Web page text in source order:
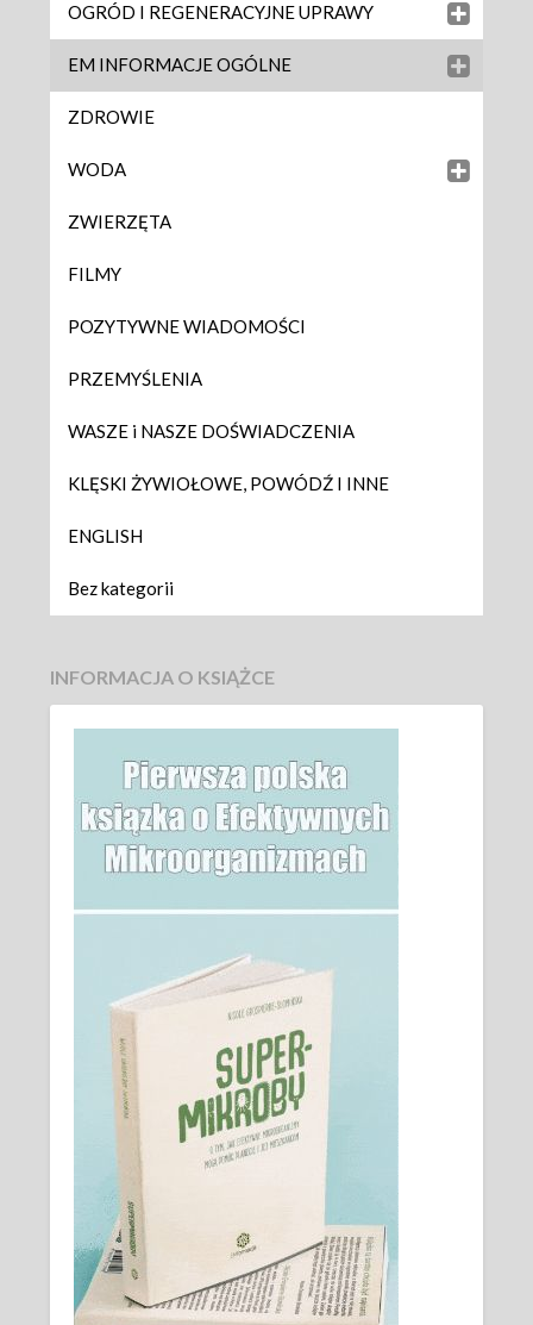
OGRÓD I REGENERACYJNE UPRAWY
EM INFORMACJE OGÓLNE
ZDROWIE
WODA
ZWIERZĘTA
FILMY
POZYTYWNE WIADOMOŚCI
PRZEMYŚLENIA
WASZE i NASZE DOŚWIADCZENIA
KLĘSKI ŻYWIOŁOWE, POWÓDŹ I INNE
ENGLISH
Bez kategorii
INFORMACJA O KSIĄŻCE